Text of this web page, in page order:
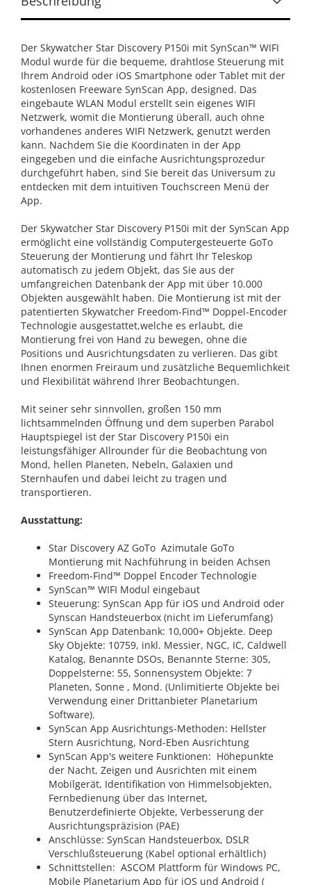
Der Skywatcher Star Discovery P150i mit SynScan™ WIFI
Modul wurde für die bequeme, drahtlose Steuerung mit
Ihrem Android oder iOS Smartphone oder Tablet mit der
kostenlosen Freeware SynScan App, designed. Das
eingebaute WLAN Modul erstellt sein eigenes WIFI
Netzwerk, womit die Montierung überall, auch ohne
vorhandenes anderes WIFI Netzwerk, genutzt werden
kann. Nachdem Sie die Koordinaten in der App
eingegeben und die einfache Ausrichtungsprozedur
durchgeführt haben, sind Sie bereit das Universum zu
entdecken mit dem intuitiven Touchscreen Menü der
App.
Der Skywatcher Star Discovery P150i mit der SynScan App
ermöglicht eine vollständig Computergesteuerte GoTo
Steuerung der Montierung und fährt Ihr Teleskop
automatisch zu jedem Objekt, das Sie aus der
umfangreichen Datenbank der App mit über 10.000
Objekten ausgewählt haben. Die Montierung ist mit der
patentierten Skywatcher Freedom-Find™ Doppel-Encoder
Technologie ausgestattet,welche es erlaubt, die
Montierung frei von Hand zu bewegen, ohne die
Positions und Ausrichtungsdaten zu verlieren. Das gibt
Ihnen enormen Freiraum und zusätzliche Bequemlichkeit
und Flexibilität während Ihrer Beobachtungen.
Mit seiner sehr sinnvollen, großen 150 mm
lichtsammelnden Öffnung und dem superben Parabol
Hauptspiegel ist der Star Discovery P150i ein
leistungsfähiger Allrounder für die Beobachtung von
Mond, hellen Planeten, Nebeln, Galaxien und
Sternhaufen und dabei leicht zu tragen und
transportieren.
Ausstattung:
Star Discovery AZ GoTo Azimutale GoTo
Montierung mit Nachführung in beiden Achsen
Freedom-Find™ Doppel Encoder Technologie
SynScan™ WIFI Modul eingebaut
Steuerung: SynScan App für iOS und Android oder
Synscan Handsteuerbox (nicht im Lieferumfang)
SynScan App Datenbank: 10,000+ Objekte. Deep
Sky Objekte: 10759, inkl. Messier, NGC, IC, Caldwell
Katalog, Benannte DSOs, Benannte Sterne: 305,
Doppelsterne: 55, Sonnensystem Objekte: 7
Planeten, Sonne , Mond. (Unlimitierte Objekte bei
Verwendung einer Drittanbieter Planetarium
Software).
SynScan App Ausrichtungs-Methoden: Hellster
Stern Ausrichtung, Nord-Eben Ausrichtung
SynScan App's weitere Funktionen: Höhepunkte
der Nacht, Zeigen und Ausrichten mit einem
Mobilgerät, Identifikation von Himmelsobjekten,
Fernbedienung über das Internet,
Benutzerdefinierte Objekte, Verbesserung der
Ausrichtungspräzision (PAE)
Anschlüsse: SynScan Handsteuerbox, DSLR
Verschlußsteuerung (Kabel optional erhältlich)
Schnittstellen: ASCOM Plattform für Windows PC,
Mobile Planetarium App für iOS und Android (